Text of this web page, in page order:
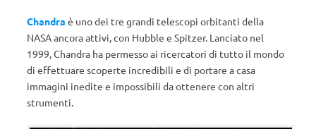
Chandra è uno dei tre grandi telescopi orbitanti della
NASA ancora attivi, con Hubble e Spitzer. Lanciato nel
1999, Chandra ha permesso ai ricercatori di tutto il mondo
di effettuare scoperte incredibili e di portare a casa
immagini inedite e impossibili da ottenere con altri
strumenti.